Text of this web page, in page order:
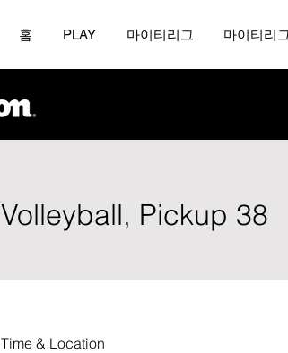
홈 PLAY 마이티리그 마이티리그
Volleyball, Pickup 38
Time & Location